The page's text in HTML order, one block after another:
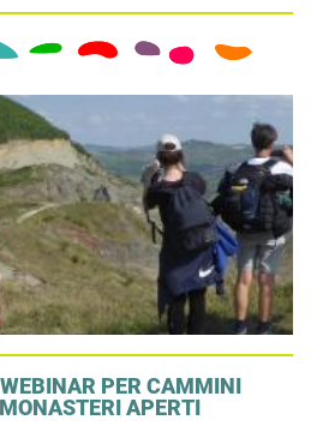
PER CAMMINI
APERTI